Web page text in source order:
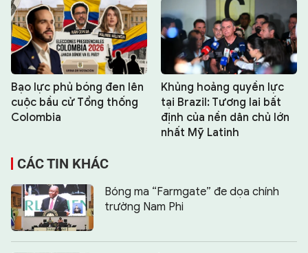
Bạo lực phủ bóng đen lên
cuộc bầu cử Tổng thống
Colombia
Khủng hoảng quyền lực
tại Brazil: Tương lai bất
định của nền dân chủ lớn
nhất Mỹ Latinh
CÁC TIN KHÁC
Bóng ma “Farmgate” đe dọa chính
trường Nam Phi